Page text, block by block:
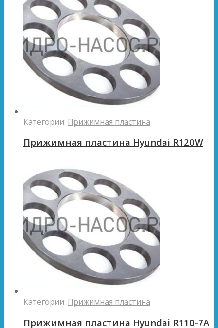
Категории: Прижимная пластина
Прижимная пластина Hyundai R120W
Категории: Прижимная пластина
Прижимная пластина Hyundai R110-7A